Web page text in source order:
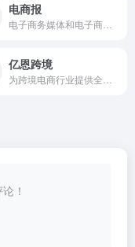
电商报
亿恩跨境
！